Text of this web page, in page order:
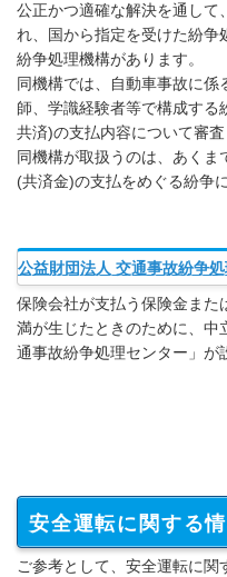
公正かつ適確な解決を通して
れ、国から指定を受けた紛争
紛争処理機構があります。
同機構では、自動車事故に
師、学識経験者等で構成す
共済)の支払内容について審
同機構が取扱うのは、あく
(共済金)の支払をめぐる紛争
公益財団法人 交通事故紛争
保険会社が支払う保険金また
満が生じたときのために、中
通事故紛争処理センター」が
安全運転に関する
ご参考として、安全運転に関